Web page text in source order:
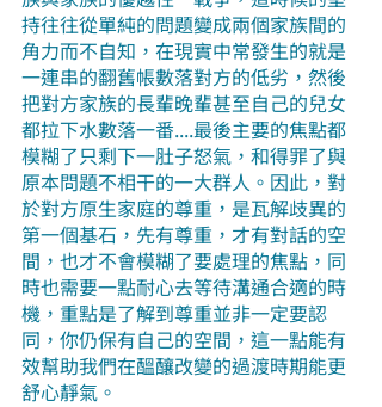
持往往從單純的問題變成兩個家族間的
角力而不自知，在現實中常發生的就是
一連串的翻舊帳數落對方的低劣，然後
把對方家族的長輩晚輩甚至自己的兒女
都拉下水數落一番....最後主要的焦點都
模糊了只剩下一肚子怒氣，和得罪了與
原本問題不相干的一大群人。因此，對
於對方原生家庭的尊重，是瓦解歧異的
第一個基石，先有尊重，才有對話的空
間，也才不會模糊了要處理的焦點，同
時也需要一點耐心去等待溝通合適的時
機，重點是了解到尊重並非一定要認
同，你仍保有自己的空間，這一點能有
效幫助我們在醞釀改變的過渡時期能更
舒心靜氣。